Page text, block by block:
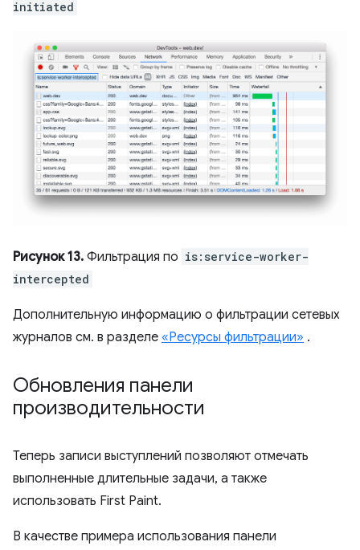
initiated
Рисунок 13. Фильтрация по is:service-worker-
intercepted
Дополнительную информацию о фильтрации сетевых
журналов см. в разделе «Ресурсы фильтрации» .
Обновления панели
производительности
Теперь записи выступлений позволяют отмечать
выполненные длительные задачи, а также
использовать First Paint.
В качестве примера использования панели